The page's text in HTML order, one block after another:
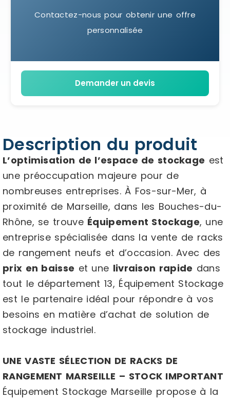
Contactez-nous pour obtenir une offre
personnalisée
Demander un devis
Description du produit
L’optimisation de l’espace de stockage est
une préoccupation majeure pour de
nombreuses entreprises. À Fos-sur-Mer, à
proximité de Marseille, dans les Bouches-du-
Rhône, se trouve Équipement Stockage, une
entreprise spécialisée dans la vente de racks
de rangement neufs et d’occasion. Avec des
prix en baisse et une livraison rapide dans
tout le département 13, Équipement Stockage
est le partenaire idéal pour répondre à vos
besoins en matière d’achat de solution de
stockage industriel.
UNE VASTE SÉLECTION DE RACKS DE
RANGEMENT MARSEILLE – STOCK IMPORTANT
Équipement Stockage Marseille propose à la